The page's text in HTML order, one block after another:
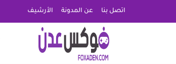
اتصل بنا عن المدونة الأرشيف